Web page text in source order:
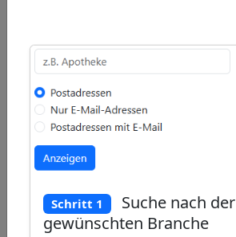
Draw
a
polygon
Draw
a
rectangle
Draw
circle
Edit
layers
Delete
layersSchritt 1
Suche nach der
gewünschten Branche